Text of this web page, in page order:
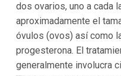
dos ovarios, uno a cada
aproximadamente el
óvulos (ovos) así como
progesterona. El
generalmente involucra